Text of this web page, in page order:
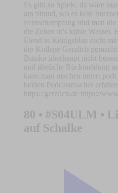
Es gibt so Spiele, da wäre
am Strand, wo es kein
Fernsehempfang und man
die Zehen in's kühle Wasser.
Elend in Königsblau nicht mit
der Kollege Gerzlich
Butzko überhaupt nicht
und ähnliche Rückmeldung
kann man machen unter:
beiden Podcastmacher
https://gerzlich.de https://
80 • #S04ULM •
auf Schalke